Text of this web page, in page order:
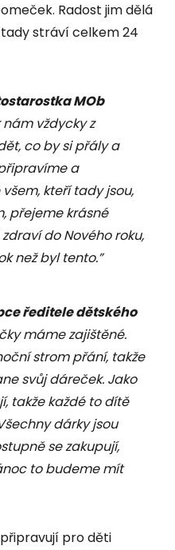
Radost jim dělá
stráví celkem 24
MOb
nám vždycky z
co by si přály a
a
kteří tady jsou,
přejeme krásné
do Nového roku,
než byl tento.”
ředitele dětského
máme zajištěné.
strom přání, takže
svůj dáreček. Jako
takže každé to dítě
dárky jsou
se zakupují,
to budeme mít
pro děti